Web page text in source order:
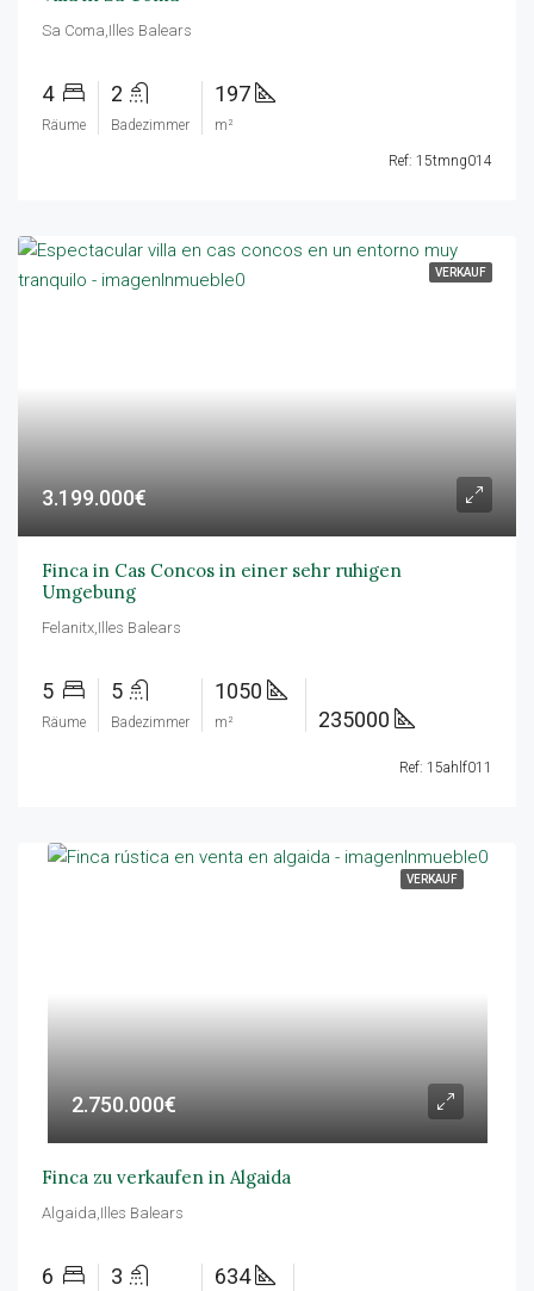
Sa Coma,Illes Balears
4
Räume
2
Badezimmer
197
m²
Ref: 15tmng014
VERKAUF
3.199.000€
Finca in Cas Concos in einer sehr ruhigen
Umgebung
Felanitx,Illes Balears
5
Räume
5
Badezimmer
1050
m² 235000
Ref: 15ahlf011
VERKAUF
2.750.000€
Finca zu verkaufen in Algaida
Algaida,Illes Balears
6 3 634